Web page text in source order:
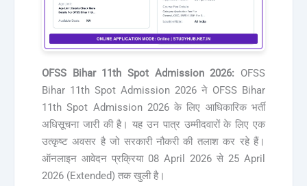
OFSS Bihar 11th Spot Admission 2026: OFSS
Bihar 11th Spot Admission 2026 ने OFSS Bihar
11th Spot Admission 2026 के लिए आधिकारिक भर्ती
अधिसूचना जारी की है। यह उन पात्र उम्मीदवारों के लिए एक
उत्कृष्ट अवसर है जो सरकारी नौकरी की तलाश कर रहे हैं।
ऑनलाइन आवेदन प्रक्रिया 08 April 2026 से 25 April
2026 (Extended) तक खुली है।